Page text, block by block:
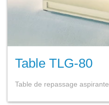
Table TLG-80
Table de repassage aspirante